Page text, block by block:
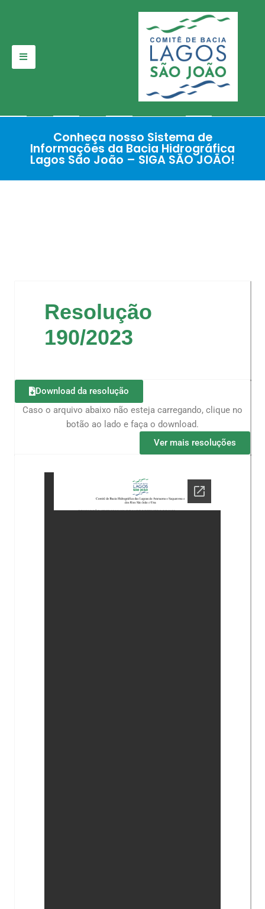
para
Conheça nosso Sistema de
Informações da Bacia Hidrográfica
Lagos São João – SIGA SÃO JOÃO!
Resolução
190/2023
Download da resolução
Caso o arquivo abaixo não esteja carregando, clique no
botão ao lado e faça o download.
Ver mais resoluções